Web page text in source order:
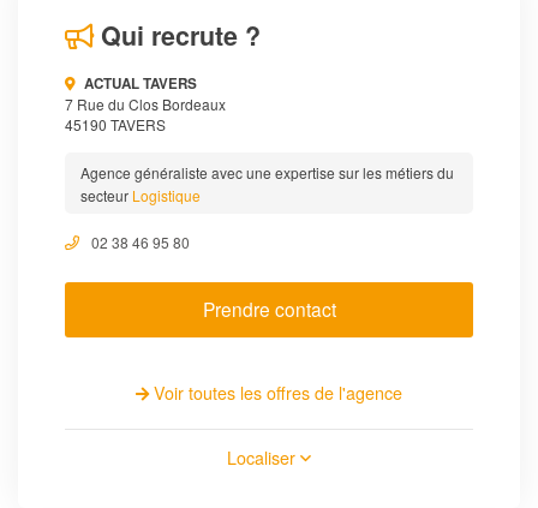
Qui recrute ?
ACTUAL TAVERS
7 Rue du Clos Bordeaux
45190 TAVERS
Agence généraliste avec une expertise sur les métiers du
secteur Logistique
02 38 46 95 80
Prendre contact
Voir toutes les offres de l'agence
Localiser